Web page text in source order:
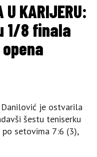
U KARIJERU:
1/8 finala
je ostvarila
šestu teniserku
setovima 7:6 (3),